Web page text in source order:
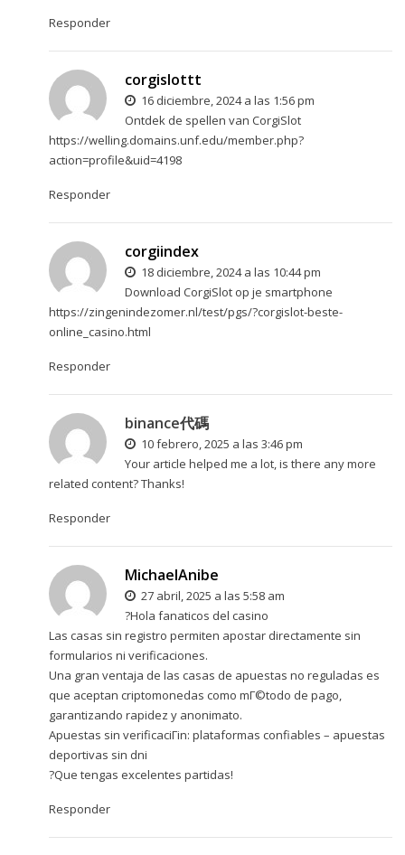
Responder
corgislottt
16 diciembre, 2024 a las 1:56 pm
Ontdek de spellen van CorgiSlot
https://welling.domains.unf.edu/member.php?
action=profile&uid=4198
Responder
corgiindex
18 diciembre, 2024 a las 10:44 pm
Download CorgiSlot op je smartphone
https://zingenindezomer.nl/test/pgs/?corgislot-beste-
online_casino.html
Responder
binance代碼
10 febrero, 2025 a las 3:46 pm
Your article helped me a lot, is there any more
related content? Thanks!
Responder
MichaelAnibe
27 abril, 2025 a las 5:58 am
?Hola fanaticos del casino
Las casas sin registro permiten apostar directamente sin
formularios ni verificaciones.
Una gran ventaja de las casas de apuestas no reguladas es
que aceptan criptomonedas como mГ©todo de pago,
garantizando rapidez y anonimato.
Apuestas sin verificaciГіn: plataformas confiables – apuestas
deportivas sin dni
?Que tengas excelentes partidas!
Responder